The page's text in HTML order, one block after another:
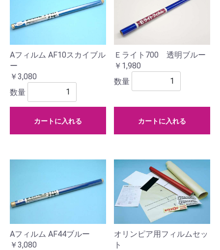
Aフィルム AF10スカイブル
ー
￥3,080
数量
カートに入れる
Ｅライト700 透明ブルー
￥1,980
数量
カートに入れる
Aフィルム AF44ブルー
￥3,080
オリンピア用フィルムセッ
ト